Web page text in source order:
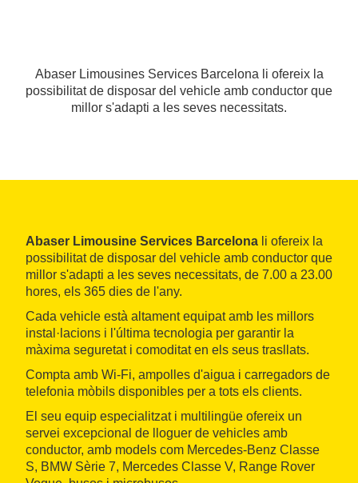
Abaser Limousines Services Barcelona li ofereix la
possibilitat de disposar del vehicle amb conductor que
millor s'adapti a les seves necessitats.
Abaser Limousine Services Barcelona li ofereix la
possibilitat de disposar del vehicle amb conductor que
millor s'adapti a les seves necessitats, de 7.00 a 23.00
hores, els 365 dies de l'any.
Cada vehicle està altament equipat amb les millors
instal·lacions i l'última tecnologia per garantir la
màxima seguretat i comoditat en els seus trasllats.
Compta amb Wi-Fi, ampolles d'aigua i carregadors de
telefonia mòbils disponibles per a tots els clients.
El seu equip especialitzat i multilingüe ofereix un
servei excepcional de lloguer de vehicles amb
conductor, amb models com Mercedes-Benz Classe
S, BMW Sèrie 7, Mercedes Classe V, Range Rover